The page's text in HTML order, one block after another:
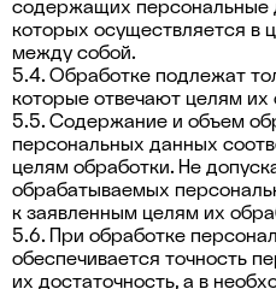
содержащих персональные
которых осуществляется в
между собой.
5.4. Обработке подлежат
которые отвечают целям их
5.5. Содержание и объем
персональных данных
целям обработки. Не
обрабатываемых
к заявленным целям их
5.6. При обработке
обеспечивается точность
их достаточность, а в